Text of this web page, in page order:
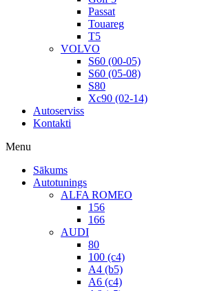
Passat
Touareg
T5
VOLVO
S60 (00-05)
S60 (05-08)
S80
Xc90 (02-14)
Autoserviss
Kontakti
Menu
Sākums
Autotunings
ALFA ROMEO
156
166
AUDI
80
100 (c4)
A4 (b5)
A6 (c4)